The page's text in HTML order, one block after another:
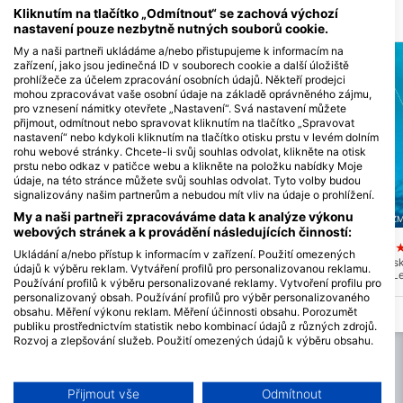
Dive lokalita
BLUEGATE DIVERS KARABURUN, 35100 IZMIR
Alaybey Batigi (★4.7)
Trajekt Alaybey je potápěčské místo,
které se stalo umělým útesem a
hnízdištěm mnoha živočichů. V hejnech
leérů se usídlily královské ryby a hejna
břehulí. Dobře si prohlédněte lana,
můžete vidět vajíčka chobotnic.
EGESUB FREEDIVING, 35930
Egesub Freediving
Křišťálově čistá voda
viditelnost až 35 metrů.
vody je 24 stupňů C a
stupňů C. Všichni
perfektní podmínky pro
trénink. Žádný hloubkový
Alacati je kemp 5 minut
Kliknutím na tlačítko „Odmítnout“ se zachová výchozí
nastavení pouze nezbytně nutných souborů cookie.
My a naši partneři ukládáme a/nebo přistupujeme k informacím na
zařízení, jako jsou jedinečná ID v souborech cookie a další úložiště
prohlížeče za účelem zpracování osobních údajů. Někteří prodejci
mohou zpracovávat vaše osobní údaje na základě oprávněného zájmu,
pro vznesení námitky otevřete „Nastavení“. Svá nastavení můžete
přijmout, odmítnout nebo spravovat kliknutím na tlačítko „Spravovat
nastavení“ nebo kdykoli kliknutím na tlačítko otisku prstu v levém dolním
rohu webové stránky. Chcete-li svůj souhlas odvolat, klikněte na otisk
prstu nebo odkaz v patičce webu a klikněte na položku nabídky Moje
údaje, na této stránce můžete svůj souhlas odvolat. Tyto volby budou
signalizovány našim partnerům a nebudou mít vliv na údaje o prohlížení.
My a naši partneři zpracováváme data k analýze výkonu
webových stránek a k provádění následujících činností:
Ukládání a/nebo přístup k informacím v zařízení. Použití omezených
údajů k výběru reklam. Vytváření profilů pro personalizovanou reklamu.
Používání profilů k výběru personalizované reklamy. Vytvoření profilu pro
personalizovaný obsah. Používání profilů pro výběr personalizovaného
obsahu. Měření výkonu reklam. Měření účinnosti obsahu. Porozumět
publiku prostřednictvím statistik nebo kombinací údajů z různých zdrojů.
Rozvoj a zlepšování služeb. Použití omezených údajů k výběru obsahu.
Data mohou být sdílena mimo Evropskou unii a odesílána do USA.
Přijmout vše Odmítnout